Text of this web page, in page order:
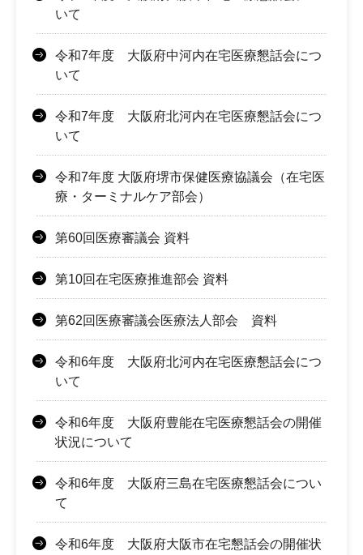
いて
令和7年度 大阪府中河内在宅医療懇話会につ
いて
令和7年度 大阪府北河内在宅医療懇話会につ
いて
令和7年度 大阪府堺市保健医療協議会（在宅医
療・ターミナルケア部会）
第60回医療審議会 資料
第10回在宅医療推進部会 資料
第62回医療審議会医療法人部会 資料
令和6年度 大阪府北河内在宅医療懇話会につ
いて
令和6年度 大阪府豊能在宅医療懇話会の開催
状況について
令和6年度 大阪府三島在宅医療懇話会につい
て
令和6年度 大阪府大阪市在宅懇話会の開催状